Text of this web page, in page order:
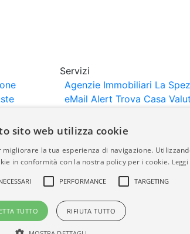
Servizi
Agenzie Immobiliari La
eMail Alert Trova Casa
pubblicati da agenzie immobiliari e
della completezza, della normativa
sito web utilizza cookie
la tua esperienza di navigazione.
in conformità con la nostra policy per i cookie.
PERFORMANCE TARGETING
TUTTO RIFIUTA TUTTO